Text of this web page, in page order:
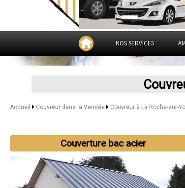
NOS SERVICES
Accueil Couvreur dans la Vendée Couvreur à La Roche-sur-
Couverture bac acier